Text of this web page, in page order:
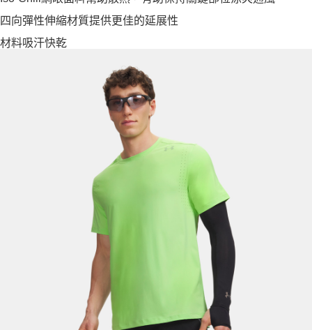
四向彈性伸縮材質提供更佳的延展性
材料吸汗快乾